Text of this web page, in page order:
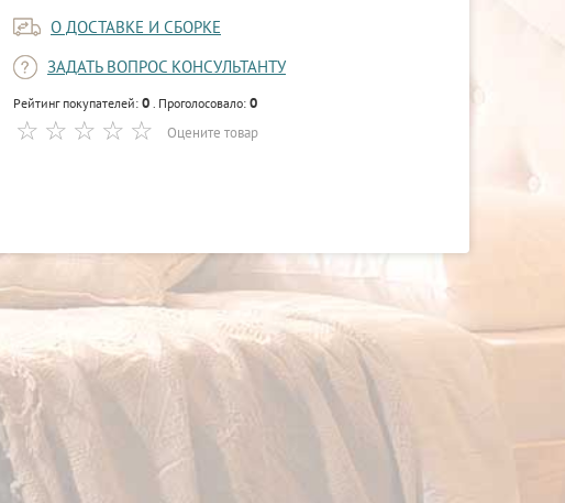
О ДОСТАВКЕ И СБОРКЕ
ЗАДАТЬ ВОПРОС КОНСУЛЬТАНТУ
Рейтинг покупателей: 0 . Проголосовало: 0
Оцените товар